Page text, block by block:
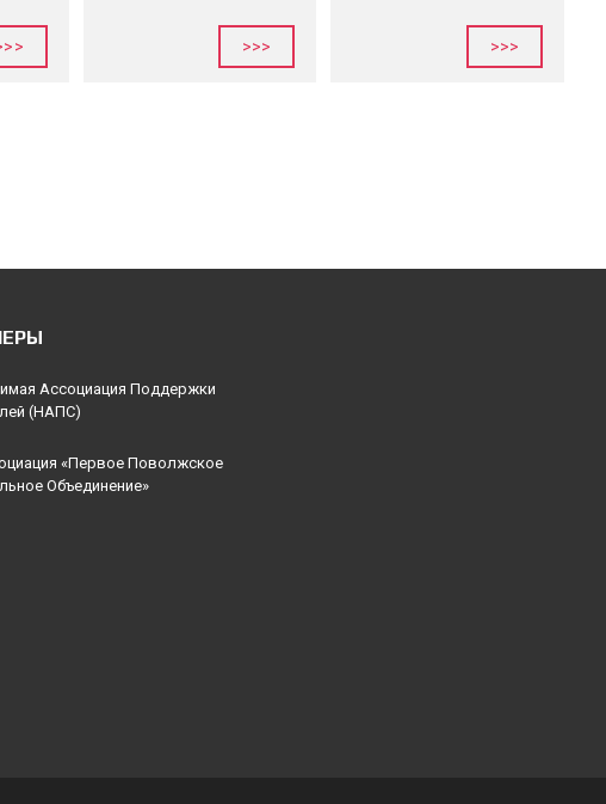
миллионников
квартир в
>>>
жизни выросла,
https://kruizalm.ru По
>>>
Ассоциация Поддержки
(НАПС)
«Первое Поволжское
Объединение»